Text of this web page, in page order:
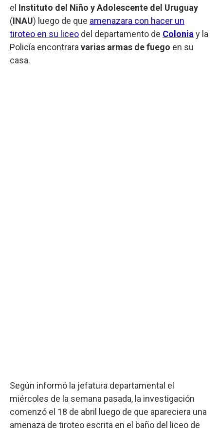
el Instituto del Niño y Adolescente del Uruguay
(INAU) luego de que amenazara con hacer un
tiroteo en su liceo del departamento de Colonia y la
Policía encontrara varias armas de fuego en su
casa.
Según informó la jefatura departamental el
miércoles de la semana pasada, la investigación
comenzó el 18 de abril luego de que apareciera una
amenaza de tiroteo escrita en el baño del liceo de